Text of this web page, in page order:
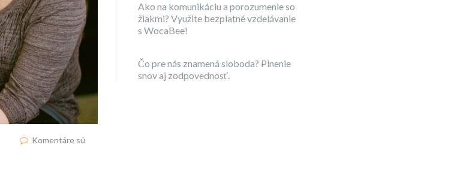
Komentáre sú
Ako na komunikáciu a porozumenie so
žiakmi? Využite bezplatné vzdelávanie
s WocaBee!
Čo pre nás znamená sloboda? Plnenie
snov aj zodpovednosť.